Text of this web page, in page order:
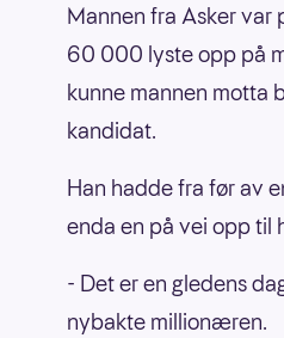
Mannen fra Asker var
60 000 lyste opp på
kunne mannen motta
kandidat.
Han hadde fra før av
enda en på vei opp til
- Det er en gledens
nybakte millionæren.